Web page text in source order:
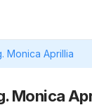
Monica Aprillia
Monica